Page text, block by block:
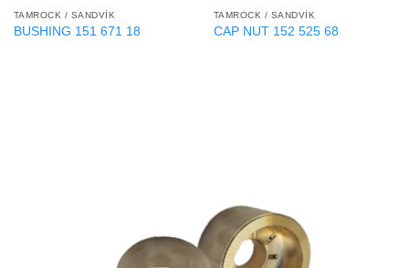
TAMROCK / SANDVIK
BUSHING 151 671 18
TAMROCK / SANDVIK
CAP NUT 152 525 68